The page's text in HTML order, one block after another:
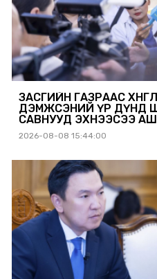
ЗАСГИЙН ГАЗРААС
ДЭМЖСЭНИЙ ҮР ДҮНД ШАТАХУУН ХАДГАЛАХ
САВНУУД ЭХНЭЭСЭЭ
2026-08-08 15:44:00